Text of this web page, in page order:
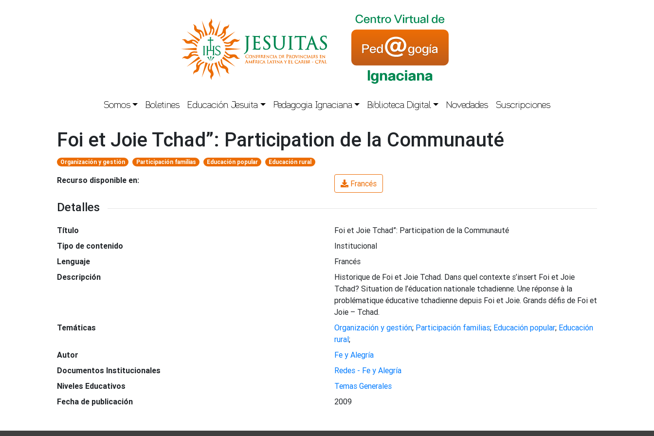
Somos Boletines Educación Jesuita Pedagogia Ignaciana Biblioteca Digital Novedades Suscripciones
Foi et Joie Tchad”: Participation de la Communauté
Organización y gestión Participación familias Educación popular Educación rural
Recurso disponible en: Francés
Detalles
Título
Foi et Joie Tchad”: Participation de la Communauté
Tipo de contenido
Institucional
Lenguaje
Francés
Descripción
Historique de Foi et Joie Tchad. Dans quel contexte s’insert Foi et Joie
Tchad? Situation de l’éducation nationale tchadienne. Une réponse à la
problématique éducative tchadienne depuis Foi et Joie. Grands défis de Foi et
Joie – Tchad.
Temáticas
Organización y gestión; Participación familias; Educación popular; Educación
rural;
Autor
Fe y Alegría
Documentos Institucionales
Redes - Fe y Alegría
Niveles Educativos
Temas Generales
Fecha de publicación
2009